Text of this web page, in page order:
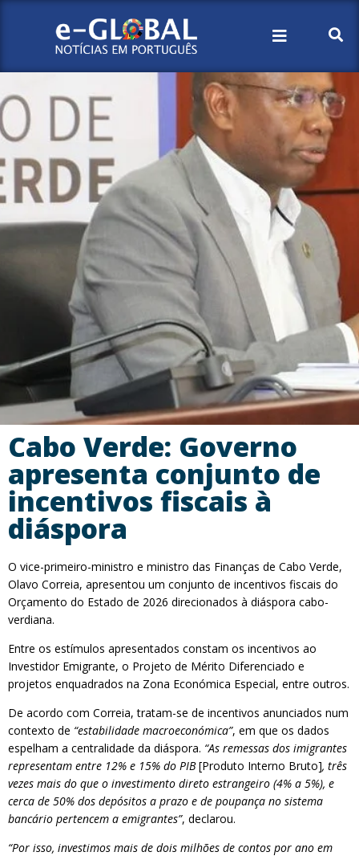
Cabo Verde: Governo
apresenta conjunto de
incentivos fiscais à
diáspora
O vice-primeiro-ministro e ministro das Finanças de Cabo Verde,
Olavo Correia, apresentou um conjunto de incentivos fiscais do
Orçamento do Estado de 2026 direcionados à diáspora cabo-
verdiana.
Entre os estímulos apresentados constam os incentivos ao
Investidor Emigrante, o Projeto de Mérito Diferenciado e
projetos enquadrados na Zona Económica Especial, entre outros.
De acordo com Correia, tratam-se de incentivos anunciados num
contexto de “estabilidade macroeconómica”, em que os dados
espelham a centralidade da diáspora. “As remessas dos imigrantes
representam entre 12% e 15% do PIB[Produto Interno Bruto], três
vezes mais do que o investimento direto estrangeiro (4% a 5%), e
cerca de 50% dos depósitos a prazo e de poupança no sistema
bancário pertencem a emigrantes”, declarou.
“Por isso, investimos mais de dois milhões de contos por ano em